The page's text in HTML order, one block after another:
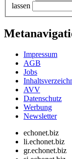
lassen
Impressum
AGB
Jobs
AVV
Datenschutz
Werbung
Newsletter
echonet.biz
li.echonet.biz
gr.echonet.biz